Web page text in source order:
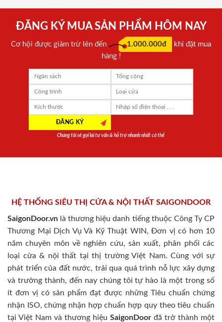
ĐĂNG KÝ MUA SẢN PHẨM HÔM NAY
Cơ hội được giảm trừ lên đến 1.000.000đ
khi đặt mua
hàng !
Chúng tôi sẽ gọi lại tư vấn & hỗ trợ nhanh nhất có thể
HỆ THỐNG SIÊU THỊ CỬA & NỘI THẤT SAIGONDOOR
SaigonDoor.vn là thương hiệu danh tiếng thuộc Công Ty CP
Thương Mại Dịch Vụ Và Kỹ Thuật WIN, Đơn vị có hơn 10
năm chuyên môn về nghiên cứu, sản xuất, phân phối các
loại cửa & nội thất tại thị trường Việt Nam. Cùng với sự
phát triển của đất nước, trải qua quá trình nỗ lực xây dựng
và trưởng thành, đến nay chúng tôi tự hào là một trong số
ít đơn vị có sản phẩm đạt được những Tiêu chuẩn chứng
nhận ISO, chứng nhận hợp chuẩn hợp quy theo tiêu chuẩn
tại Việt Nam và thương hiệu SaigonDoor đã trở thành một